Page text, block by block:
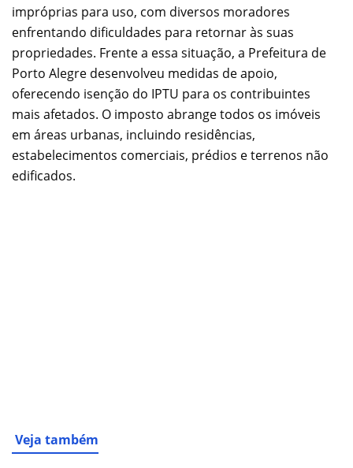
impróprias para uso, com diversos moradores
enfrentando dificuldades para retornar às suas
propriedades. Frente a essa situação, a Prefeitura de
Porto Alegre desenvolveu medidas de apoio,
oferecendo isenção do IPTU para os contribuintes
mais afetados. O imposto abrange todos os imóveis
em áreas urbanas, incluindo residências,
estabelecimentos comerciais, prédios e terrenos não
edificados.
Veja também